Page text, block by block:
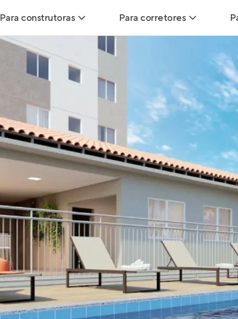
Para construtoras
Geração de Leads
Geração de Visitas
Geração de Vendas
Maiores Construtoras
Parcerias Imobiliárias
Anunciar Imóveis
Para corretores
Leads para Corretores
Corretor+
Parcerias imobiliárias
Hub de Corretores
Perfil Verificado
Anunciar imóveis